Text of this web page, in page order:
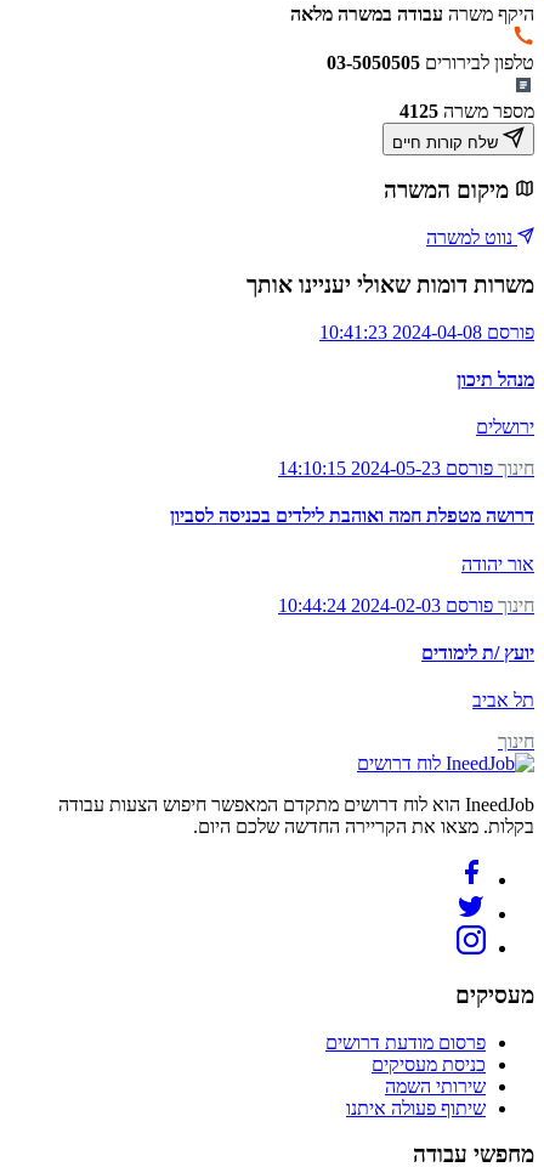
היקף משרה עבודה במשרה מלאה
טלפון לבירורים 03-5050505
מספר משרה 4125
מיקום המשרה
נווט למשרה
משרות דומות שאולי יעניינו אותך
פורסם 2024-04-08 10:41:23
מנהל תיכון
ירושלים
חינוך פורסם 2024-05-23 14:10:15
דרושה מטפלת חמה ואוהבת לילדים בכניסה לסביון
אור יהודה
חינוך פורסם 2024-02-03 10:44:24
יועץ /ת לימודים
תל אביב
חינוך
לוח דרושים
IneedJob הוא לוח דרושים מתקדם המאפשר חיפוש הצעות עבודה
בקלות. מצאו את הקריירה החדשה שלכם היום.
מעסיקים
פרסום מודעת דרושים
כניסת מעסיקים
שירותי השמה
שיתוף פעולה איתנו
מחפשי עבודה